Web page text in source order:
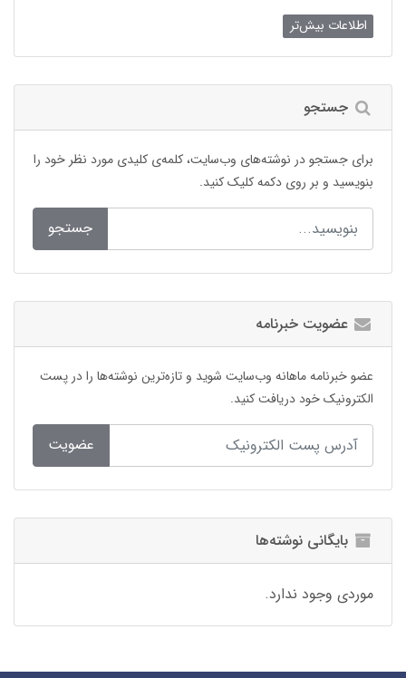
اطلاعات بیش‌تر
جستجو
برای جستجو در نوشته‌های وب‌سایت، کلمه‌ی کلیدی مورد نظر خود را
بنویسید و بر روی دکمه کلیک کنید.
جستجو
عضویت خبرنامه
عضو خبرنامه ماهانه وب‌سایت شوید و تازه‌ترین نوشته‌ها را در پست
الکترونیک خود دریافت کنید.
عضویت
بایگانی نوشته‌ها
موردی وجود ندارد.